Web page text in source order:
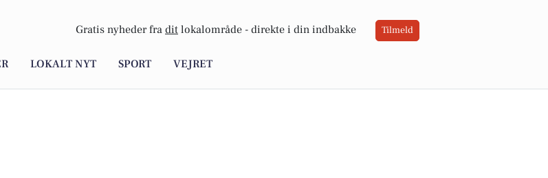
Gratis nyheder fra dit lokalområde - direkte i din indbakke Tilmeld
LOKALT NYT SPORT VEJRET